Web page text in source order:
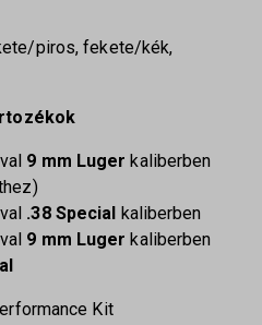
piros, fekete/kék,
9 mm Luger kaliberben
.38 Special kaliberben
9 mm Luger kaliberben
Kit